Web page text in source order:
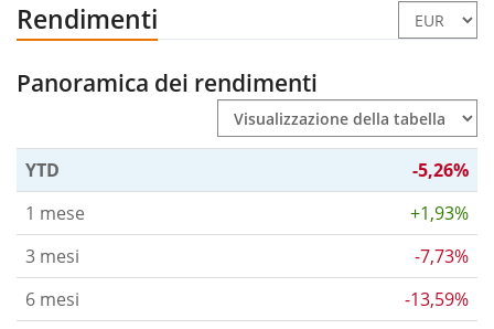
Rendimenti
Panoramica dei rendimenti
YTD
-5,26%
1 mese
+1,93%
3 mesi
-7,73%
6 mesi
-13,59%